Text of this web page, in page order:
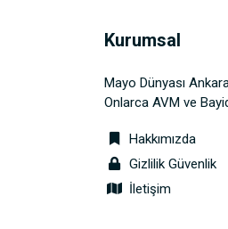
Kurumsal
Mayo Dünyası
Onlarca AVM ve
Hakkımızda
Gizlilik Güvenlik
İletişim